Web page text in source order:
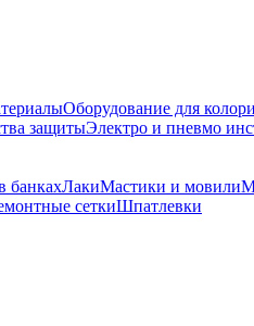
Оборудование для
защитыЭлектро и пневмо
банкахЛакиМастики и мовили
сеткиШпатлевки